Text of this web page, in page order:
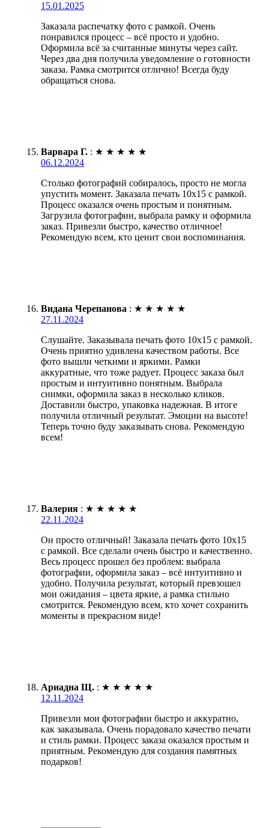
15.01.2025
Заказала распечатку фото с рамкой. Очень
понравился процесс – всё просто и удобно.
Оформила всё за считанные минуты через сайт.
Через два дня получила уведомление о готовности
заказа. Рамка смотрится отлично! Всегда буду
обращаться снова.
Варвара Г. : ★ ★ ★ ★ ★
06.12.2024
Столько фотографий собиралось, просто не могла
упустить момент. Заказала печать 10х15 с рамкой.
Процесс оказался очень простым и понятным.
Загрузила фотографии, выбрала рамку и оформила
заказ. Привезли быстро, качество отличное!
Рекомендую всем, кто ценит свои воспоминания.
Видана Черепанова : ★ ★ ★ ★ ★
27.11.2024
Слушайте. Заказывала печать фото 10х15 с рамкой.
Очень приятно удивлена качеством работы. Все
фото вышли четкими и яркими. Рамки
аккуратные, что тоже радует. Процесс заказа был
простым и интуитивно понятным. Выбрала
снимки, оформила заказ в несколько кликов.
Доставили быстро, упаковка надежная. В итоге
получила отличный результат. Эмоции на высоте!
Теперь точно буду заказывать снова. Рекомендую
всем!
Валерия : ★ ★ ★ ★ ★
22.11.2024
Он просто отличный! Заказала печать фото 10х15
с рамкой. Все сделали очень быстро и качественно.
Весь процесс прошел без проблем: выбрала
фотографии, оформила заказ – всё интуитивно и
удобно. Получила результат, который превзошел
мои ожидания – цвета яркие, а рамка стильно
смотрится. Рекомендую всем, кто хочет сохранить
моменты в прекрасном виде!
Ариадна Щ. : ★ ★ ★ ★ ★
12.11.2024
Привезли мои фотографии быстро и аккуратно,
как заказывала. Очень порадовало качество печати
и стиль рамки. Процесс заказа оказался простым и
приятным. Рекомендую для создания памятных
подарков!